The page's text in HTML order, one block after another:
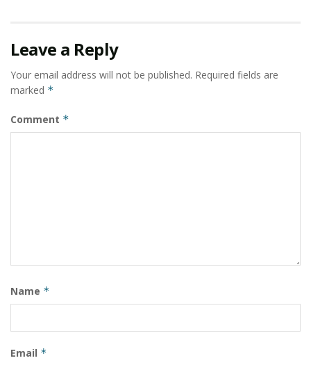
Leave a Reply
Your email address will not be published. Required fields are
marked *
Comment *
Name *
Email *